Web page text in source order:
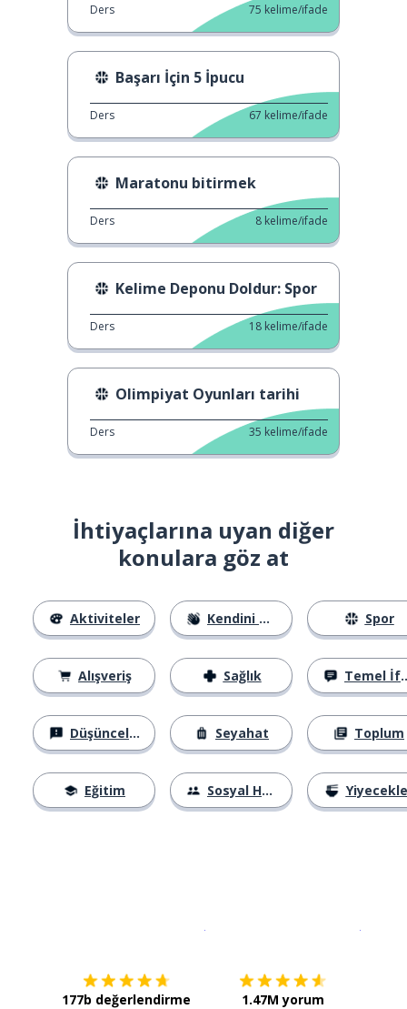
Ders 75 kelime/ifade
Başarı İçin 5 İpucu
Ders 67 kelime/ifade
Maratonu bitirmek
Ders 8 kelime/ifade
Kelime Deponu Doldur: Spor
Ders 18 kelime/ifade
Olimpiyat Oyunları tarihi
Ders 35 kelime/ifade
İhtiyaçlarına uyan diğer
konulara göz at
Aktiviteler
Alışveriş
Düşünceler
Eğitim
Kendini Tanıtma
Sağlık
Seyahat
Sosyal Hayat
Spor
Temel İfadeler
Toplum
177b değerlendirme 1.47M yorum